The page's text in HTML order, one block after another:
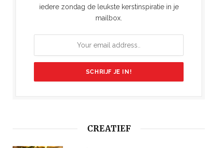
iedere zondag de leukste kerstinspiratie in je
mailbox.
CREATIEF